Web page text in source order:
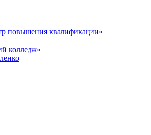
повышения квалификации»
колледж»